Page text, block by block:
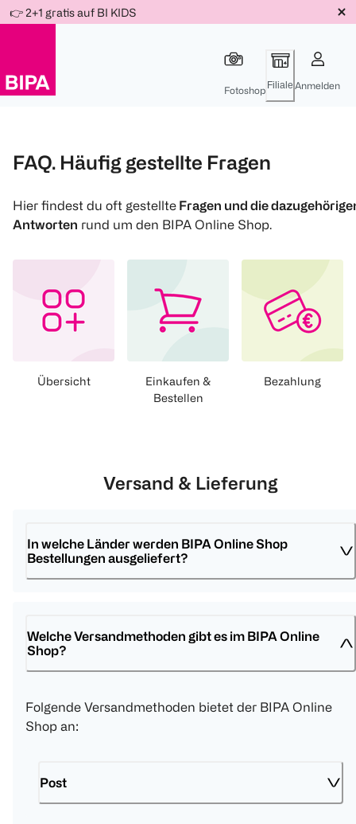
Für
Für
Für
Weiter
zum
👉 2+1 gratis auf BI KIDS
Fotoshop Filiale Anmelden
FAQ. Häufig gestellte Fragen
Hier findest du oft gestellte Fragen und die
Antworten rund um den BIPA Online Shop.
Übersicht
Einkaufen &
Bestellen
Bezahlung
Versand & Lieferung
In welche Länder werden BIPA Online Shop
Bestellungen ausgeliefert?
Welche Versandmethoden gibt es im BIPA Online
Shop?
Folgende Versandmethoden bietet der BIPA Online
Shop an:
Post